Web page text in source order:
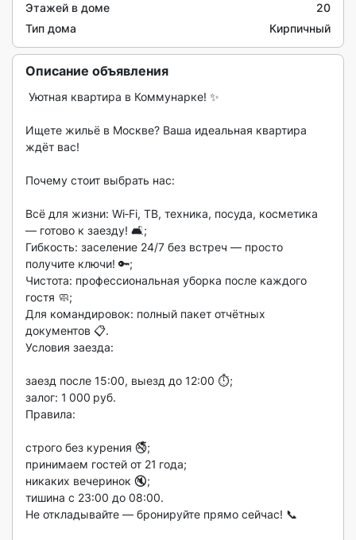
Этажей в доме
20
Тип дома
Кирпичный
Описание объявления
Ищете жильё в Москве? Ваша идеальная квартира
ждёт вас!
Почему стоит выбрать нас:
Всё для жизни: Wi‑Fi, ТВ, техника, посуда, косметика
— готово к заезду! 🛋️;
Гибкость: заселение 24/7 без встреч — просто
получите ключи! 🔑;
Чистота: профессиональная уборка после каждого
гостя 🧼;
Для командировок: полный пакет отчётных
документов 📋.
Условия заезда:
заезд после 15:00, выезд до 12:00 ⏱️;
залог: 1 000 руб.
Правила:
строго без курения 🚭;
принимаем гостей от 21 года;
никаких вечеринок 🔇;
тишина с 23:00 до 08:00.
Не откладывайте — бронируйте прямо сейчас! 📞